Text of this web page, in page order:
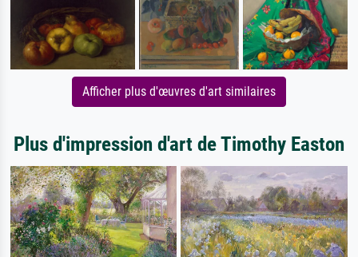
Afficher plus d'œuvres d'art similaires
Plus d'impression d'art de Timothy Easton